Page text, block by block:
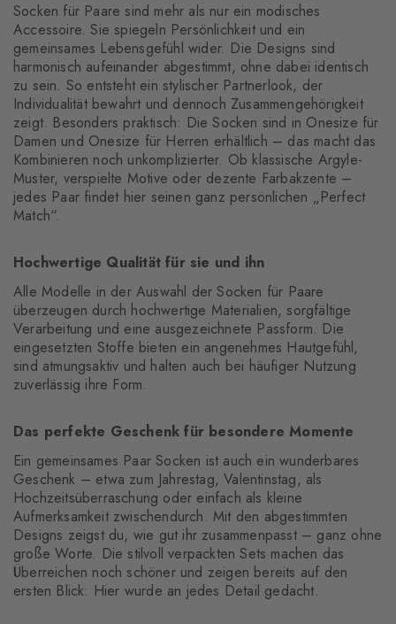
Socken für Paare sind mehr als nur ein modisches
Accessoire. Sie spiegeln Persönlichkeit und ein
gemeinsames Lebensgefühl wider. Die Designs sind
harmonisch aufeinander abgestimmt, ohne dabei identisch
zu sein. So entsteht ein stylischer Partnerlook, der
Individualität bewahrt und dennoch Zusammengehörigkeit
zeigt. Besonders praktisch: Die Socken sind in Onesize für
Damen und Onesize für Herren erhältlich – das macht das
Kombinieren noch unkomplizierter. Ob klassische Argyle-
Muster, verspielte Motive oder dezente Farbakzente –
jedes Paar findet hier seinen ganz persönlichen „Perfect
Match“.
Hochwertige Qualität für sie und ihn
Alle Modelle in der Auswahl der Socken für Paare
überzeugen durch hochwertige Materialien, sorgfältige
Verarbeitung und eine ausgezeichnete Passform. Die
eingesetzten Stoffe bieten ein angenehmes Hautgefühl,
sind atmungsaktiv und halten auch bei häufiger Nutzung
zuverlässig ihre Form.
Das perfekte Geschenk für besondere Momente
Ein gemeinsames Paar Socken ist auch ein wunderbares
Geschenk – etwa zum Jahrestag, Valentinstag, als
Hochzeitsüberraschung oder einfach als kleine
Aufmerksamkeit zwischendurch. Mit den abgestimmten
Designs zeigst du, wie gut ihr zusammenpasst – ganz ohne
große Worte. Die stilvoll verpackten Sets machen das
Überreichen noch schöner und zeigen bereits auf den
ersten Blick: Hier wurde an jedes Detail gedacht.